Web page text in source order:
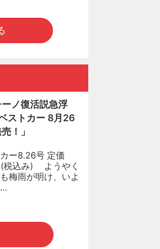
ノ復活説急浮
ストカー 8月26
！」
ー8.26号 定価
税込み) ようやく
梅雨が明け、いよ